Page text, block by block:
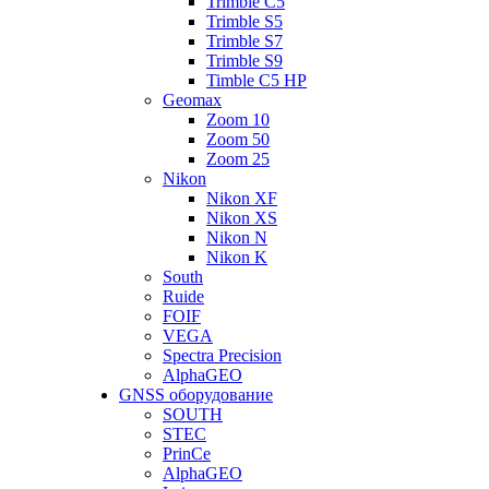
Trimble S5
Trimble S7
Trimble S9
Timble C5 HP
Geomax
Zoom 10
Zoom 50
Zoom 25
Nikon
Nikon XF
Nikon XS
Nikon N
Nikon K
South
Ruide
FOIF
VEGA
Spectra Precision
AlphaGEO
GNSS оборудование
SOUTH
STEC
PrinCe
AlphaGEO